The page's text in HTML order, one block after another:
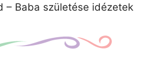
– Baba születése idézetek